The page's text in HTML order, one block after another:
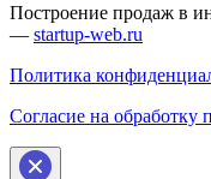
Построение продаж в
— startup-web.ru
Политика
Согласие на обработку